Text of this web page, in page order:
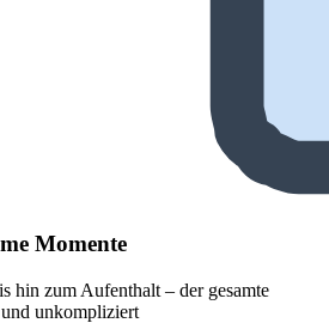
Momente
hin zum Aufenthalt – der gesamte
unkompliziert